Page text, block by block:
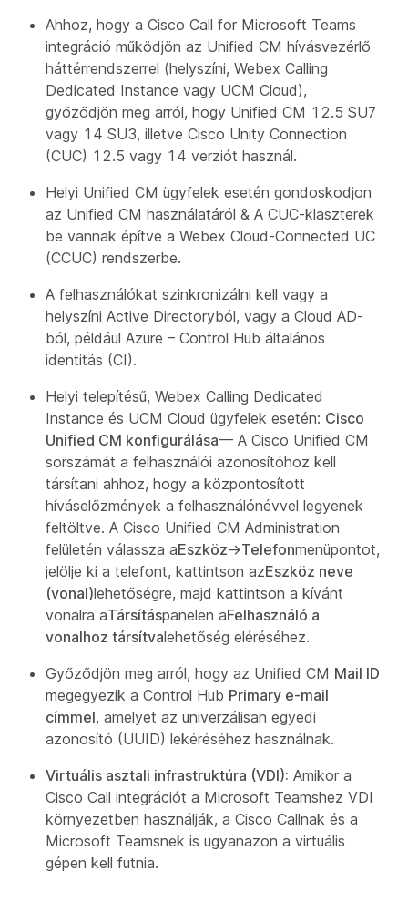
Ahhoz, hogy a Cisco Call for Microsoft Teams
integráció működjön az Unified CM hívásvezérlő
háttérrendszerrel (helyszíni, Webex Calling
Dedicated Instance vagy UCM Cloud),
győződjön meg arról, hogy Unified CM 12.5 SU7
vagy 14 SU3, illetve Cisco Unity Connection
(CUC) 12.5 vagy 14 verziót használ.
Helyi Unified CM ügyfelek esetén gondoskodjon
az Unified CM használatáról & A CUC-klaszterek
be vannak építve a Webex Cloud-Connected UC
(CCUC) rendszerbe.
A felhasználókat szinkronizálni kell vagy a
helyszíni Active Directoryból, vagy a Cloud AD-
ból, például Azure – Control Hub általános
identitás (CI).
Helyi telepítésű, Webex Calling Dedicated
Instance és UCM Cloud ügyfelek esetén: Cisco
Unified CM konfigurálása— A Cisco Unified CM
sorszámát a felhasználói azonosítóhoz kell
társítani ahhoz, hogy a központosított
híváselőzmények a felhasználónévvel legyenek
feltöltve. A Cisco Unified CM Administration
felületén válassza aEszköz→Telefonmenüpontot,
jelölje ki a telefont, kattintson azEszköz neve
(vonal)lehetőségre, majd kattintson a kívánt
vonalra aTársításpanelen aFelhasználó a
vonalhoz társítvalehetőség eléréséhez.
Győződjön meg arról, hogy az Unified CM Mail ID
megegyezik a Control Hub Primary e-mail
címmel, amelyet az univerzálisan egyedi
azonosító (UUID) lekéréséhez használnak.
Virtuális asztali infrastruktúra (VDI): Amikor a
Cisco Call integrációt a Microsoft Teamshez VDI
környezetben használják, a Cisco Callnak és a
Microsoft Teamsnek is ugyanazon a virtuális
gépen kell futnia.